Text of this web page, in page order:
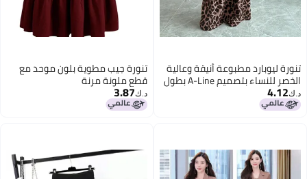
تنورة ليوبارد مطبوعة أنيقة وعالية
الخصر للنساء بتصميم A-Line بطول
متوسط
د.ك‏4.12
تنورة جيب مطوية بلون موحد مع
قطع ملونة مرنة
د.ك‏3.87